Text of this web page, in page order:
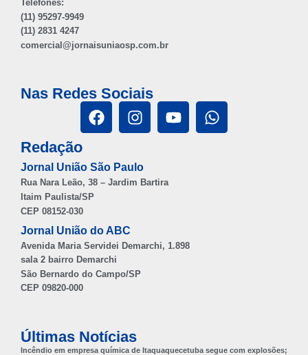
Telefones:
(11) 95297-9949
(11) 2831 4247
comercial@jornaisuniaosp.com.br
Nas Redes Sociais
Redação
Jornal União São Paulo
Rua Nara Leão, 38 – Jardim Bartira
Itaim Paulista/SP
CEP 08152-030
Jornal União do ABC
Avenida Maria Servidei Demarchi, 1.898
sala 2 bairro Demarchi
São Bernardo do Campo/SP
CEP 09820-000
Últimas Notícias
Incêndio em empresa química de Itaquaquecetuba segue com explosões;